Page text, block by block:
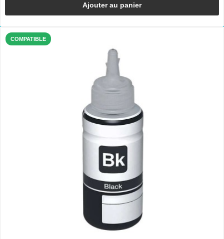
Ajouter au panier
COMPATIBLE